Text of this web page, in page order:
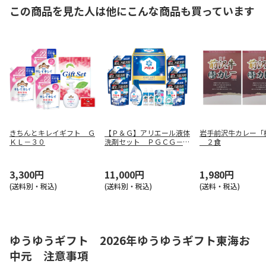
この商品を見た人は他にこんな商品も買っています
きちんとキレイギフト Ｇ
ＫＬ－３０
3,300円
(送料別・税込)
【Ｐ＆Ｇ】アリエール液体
洗剤セット ＰＧＣＧ－１
11,000円
(送料別・税込)
岩手前沢牛カレー「
２食
1,980円
(送料・税込)
ゆうゆうギフト 2026年ゆうゆうギフト東海お
中元 注意事項